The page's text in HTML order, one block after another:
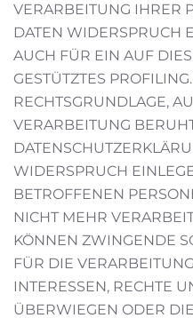
VERARBEITUNG IHRER
DATEN WIDERSPRUCH
AUCH FÜR EIN AUF
GESTÜTZTES
RECHTSGRUNDLAGE,
VERARBEITUNG
WIDERSPRUCH
BETROFFENEN
NICHT MEHR
KÖNNEN ZWINGENDE
FÜR DIE
INTERESSEN, RECHTE
ÜBERWIEGEN ODER